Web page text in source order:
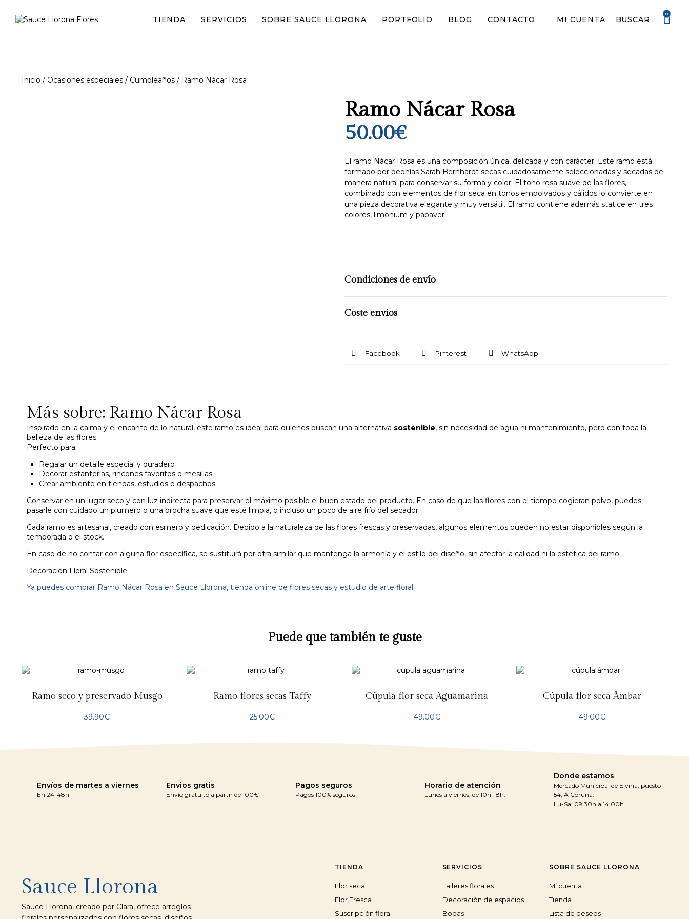
TIENDA SERVICIOS SOBRE SAUCE LLORONA PORTFOLIO BLOG CONTACTO MI CUENTA BUSCAR
0
Inicio / Ocasiones especiales / Cumpleaños / Ramo Nácar Rosa
Ramo Nácar Rosa
50.00€
El ramo Nácar Rosa es una composición única, delicada y con carácter. Este ramo está
formado por peonías Sarah Bernhardt secas cuidadosamente seleccionadas y secadas de
manera natural para conservar su forma y color. El tono rosa suave de las flores,
combinado con elementos de flor seca en tonos empolvados y cálidos lo convierte en
una pieza decorativa elegante y muy versátil. El ramo contiene además statice en tres
colores, limonium y papaver.
Condiciones de envío
Coste envios
Facebook Pinterest WhatsApp
Más sobre: Ramo Nácar Rosa
Inspirado en la calma y el encanto de lo natural, este ramo es ideal para quienes buscan una alternativa sostenible, sin necesidad de agua ni mantenimiento, pero con toda la
belleza de las flores.
Perfecto para:
Regalar un detalle especial y duradero
Decorar estanterías, rincones favoritos o mesillas
Crear ambiente en tiendas, estudios o despachos
Conservar en un lugar seco y con luz indirecta para preservar el máximo posible el buen estado del producto. En caso de que las flores con el tiempo cogieran polvo, puedes
pasarle con cuidado un plumero o una brocha suave que esté limpia, o incluso un poco de aire frío del secador.
Cada ramo es artesanal, creado con esmero y dedicación. Debido a la naturaleza de las flores frescas y preservadas, algunos elementos pueden no estar disponibles según la
temporada o el stock.
En caso de no contar con alguna flor específica, se sustituirá por otra similar que mantenga la armonía y el estilo del diseño, sin afectar la calidad ni la estética del ramo.
Decoración Floral Sostenible.
Ya puedes comprar Ramo Nácar Rosa en Sauce Llorona, tienda online de flores secas y estudio de arte floral.
Puede que también te guste
Ramo seco y preservado Musgo
39.90€
Ramo flores secas Taffy
25.00€
Cúpula flor seca Aguamarina
49.00€
Cúpula flor seca Ámbar
49.00€
Envíos de martes a viernes
En 24-48h
Envios gratis
Envío gratuito a partir de 100€
Pagos seguros
Pagos 100% seguros
Horario de atención
Lunes a viernes, de 10h-18h.
Donde estamos
Mercado Municipal de Elviña, puesto
54, A Coruña.
Lu-Sa: 09:30h a 14:00h
Sauce Llorona
Sauce Llorona, creado por Clara, ofrece arreglos
TIENDA
Flor seca
Flor Fresca
Suscripción floral
SERVICIOS
Talleres florales
Decoración de espacios
Bodas
SOBRE SAUCE LLORONA
Mi cuenta
Tienda
Lista de deseos